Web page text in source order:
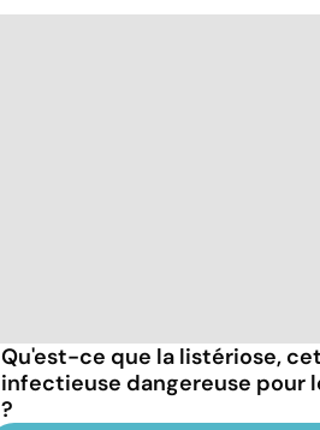
Qu'est-ce que la listériose,
infectieuse dangereuse pour
?